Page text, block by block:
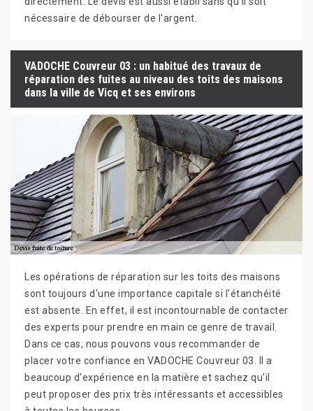
nécessaire de débourser de l'argent.
VADOCHE Couvreur 03 : un habitué des travaux de
réparation des fuites au niveau des toits des maisons
dans la ville de Vicq et ses environs
Les opérations de réparation sur les toits des maisons
sont toujours d'une importance capitale si l'étanchéité
est absente. En effet, il est incontournable de contacter
des experts pour prendre en main ce genre de travail.
Dans ce cas, nous pouvons vous recommander de
placer votre confiance en VADOCHE Couvreur 03. Il a
beaucoup d'expérience en la matière et sachez qu'il
peut proposer des prix très intéressants et accessibles